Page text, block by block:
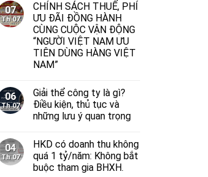
07
Th 07
CHÍNH SÁCH THUẾ, PHÍ
ƯU ĐÃI ĐỒNG HÀNH
CÙNG CUỘC VẬN ĐỘNG
“NGƯỜI VIỆT NAM ƯU
TIÊN DÙNG HÀNG VIỆT
NAM”
06
Th 07
Giải thể công ty là gì?
Điều kiện, thủ tục và
những lưu ý quan trọng
04
Th 07
HKD có doanh thu không
quá 1 tỷ/năm: Không bắt
buộc tham gia BHXH.